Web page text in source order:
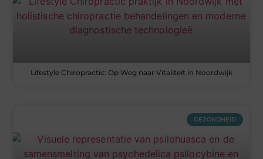
Lifestyle Chiropractic: Op Weg naar Vitaliteit in Noordwijk
GEZONDHEID